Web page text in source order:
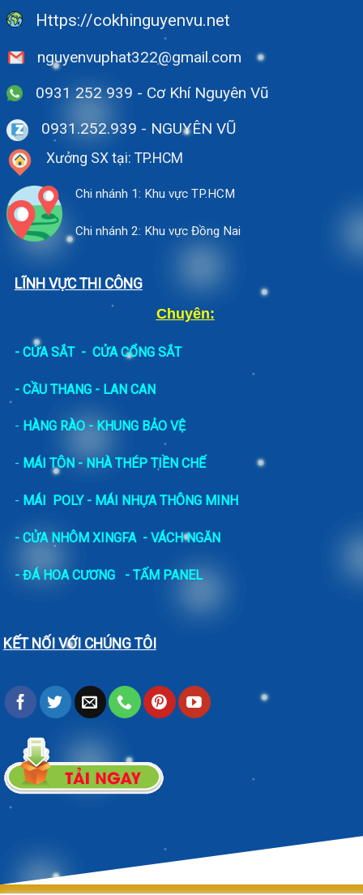
Https://cokhinguyenvu.net
nguyenvuphat322@gmail.com
0931 252 939 - Cơ Khí Nguyên Vũ
0931.252.939 - NGUYÊN VŨ
Xưởng SX tại: TP.HCM
Chi nhánh 1: Khu vực TP.HCM
Chi nhánh 2: Khu vực Đồng Nai
LĨNH VỰC THI CÔNG
Chuyên:
- CỬA SẮT- CỬA CỔNG SẮT
- CẦU THANG - LAN CAN
- HÀNG RÀO - KHUNG BẢO VỆ
- MÁI TÔN - NHÀ THÉP TIỀN CHẾ
- MÁI POLY - MÁI NHỰA THÔNG MINH
- CỬA NHÔM XINGFA - VÁCH NGĂN
- ĐÁ HOA CƯƠNG - TẤM PANEL
KẾT NỐI VỚI CHÚNG TÔI